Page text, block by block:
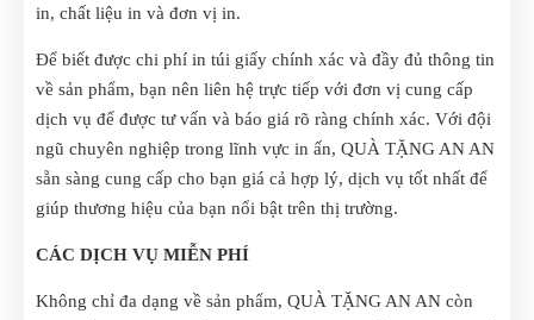
in, chất liệu in và đơn vị in.
Để biết được chi phí in túi giấy chính xác và đầy đủ thông tin
về sản phẩm, bạn nên liên hệ trực tiếp với đơn vị cung cấp
dịch vụ để được tư vấn và báo giá rõ ràng chính xác. Với đội
ngũ chuyên nghiệp trong lĩnh vực in ấn, QUÀ TẶNG AN AN
sẵn sàng cung cấp cho bạn giá cả hợp lý, dịch vụ tốt nhất để
giúp thương hiệu của bạn nổi bật trên thị trường.
CÁC DỊCH VỤ MIỄN PHÍ
Không chỉ đa dạng về sản phẩm, QUÀ TẶNG AN AN còn